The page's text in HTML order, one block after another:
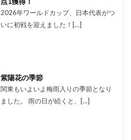
2026年ワールドカップ、日本代表がつ
いに初戦を迎えました！[…]
紫陽花の季節
関東もいよいよ梅雨入りの季節となり
ました。 雨の日が続くと、[…]